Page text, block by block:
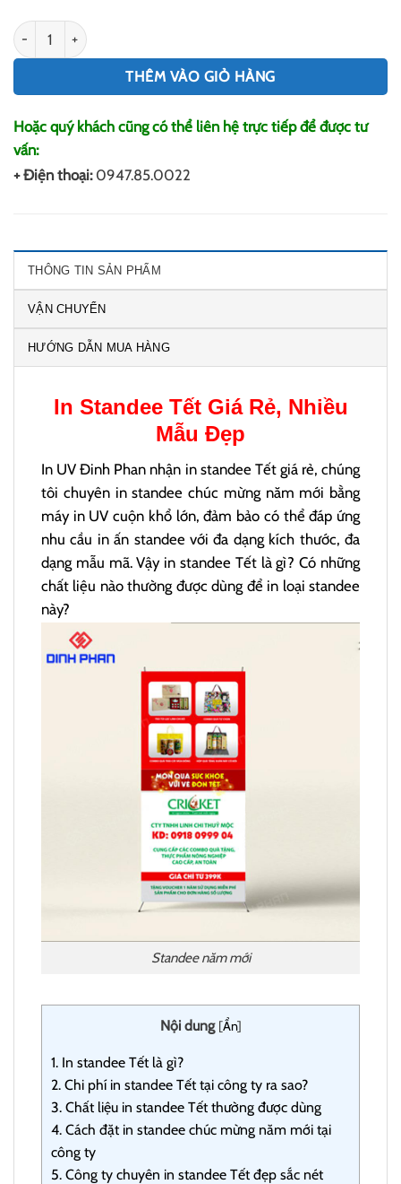
In Standee Tết, Standee Chúc Mừng Năm Mới 2024 số
THÊM VÀO GIỎ HÀNG
Hoặc quý khách cũng có thể liên hệ trực tiếp để được tư
vấn:
+ Điện thoại: 0947.85.0022
THÔNG TIN SẢN PHẨM
VẬN CHUYỂN
HƯỚNG DẪN MUA HÀNG
In Standee TếtGiá Rẻ, Nhiều
Mẫu Đẹp
In UV Đinh Phan nhận in standee Tết giá rẻ, chúng
tôi chuyên in standee chúc mừng năm mới bằng
máy in UV cuộn khổ lớn, đảm bảo có thể đáp ứng
nhu cầu in ấn standee với đa dạng kích thước, đa
dạng mẫu mã. Vậy in standee Tết là gì? Có những
chất liệu nào thường được dùng để in loại standee
này?
Standee năm mới
Nội dung [Ẩn]
1. In standee Tết là gì?
2. Chi phí in standee Tết tại công ty ra sao?
3. Chất liệu in standee Tết thường được dùng
4. Cách đặt in standee chúc mừng năm mới tại
công ty
5. Công ty chuyên in standee Tết đẹp sắc nét